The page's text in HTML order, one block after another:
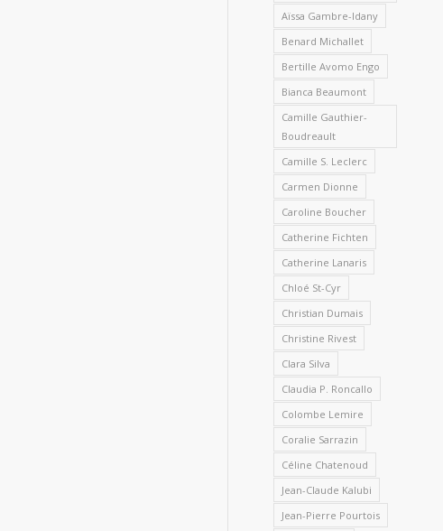
Aïssa Gambre-Idany
Benard Michallet
Bertille Avomo Engo
Bianca Beaumont
Camille Gauthier-
Boudreault
Camille S. Leclerc
Carmen Dionne
Caroline Boucher
Catherine Fichten
Catherine Lanaris
Chloé St-Cyr
Christian Dumais
Christine Rivest
Clara Silva
Claudia P. Roncallo
Colombe Lemire
Coralie Sarrazin
Céline Chatenoud
Jean-Claude Kalubi
Jean-Pierre Pourtois